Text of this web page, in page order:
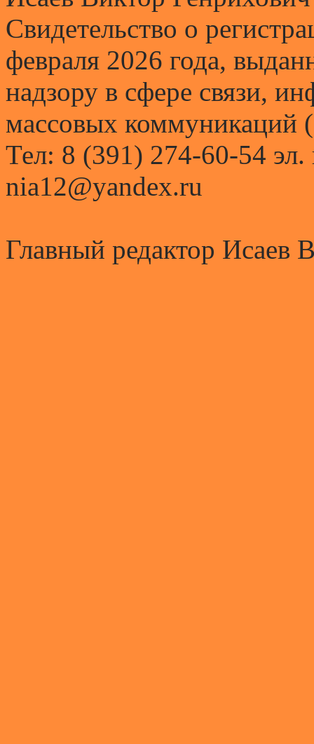
Свидетельство о
февраля 2026 года,
надзору в сфере связи,
массовых коммуникаций
Тел: 8 (391) 274-60-54 эл.
nia12@yandex.ru
Главный редактор Исаев